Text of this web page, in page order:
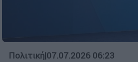
Πολιτική|07.07.2026 06:23